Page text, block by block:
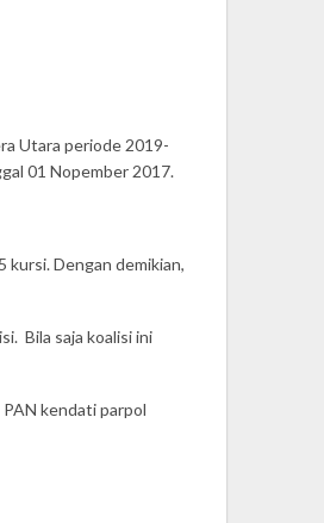
Utara periode 2019-
01 Nopember 2017.
kursi. Dengan demikian,
Bila saja koalisi ini
kendati parpol